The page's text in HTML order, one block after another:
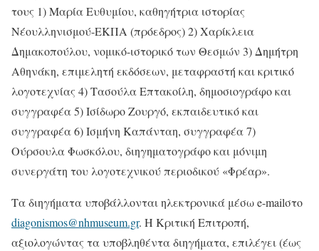
τους 1) Μαρία Ευθυμίου, καθηγήτρια ιστορίας
Νέουλληνισμού-ΕΚΠΑ (πρόεδρος) 2) Χαρίκλεια
Δημακοπούλου, νομικό-ιστορικό των Θεσμών 3) Δημήτρη
Αθηνάκη, επιμελητή εκδόσεων, μεταφραστή και κριτικό
λογοτεχνίας 4) Τασούλα Επτακοίλη, δημοσιογράφο και
συγγραφέα 5) Ισίδωρο Ζουργό, εκπαιδευτικό και
συγγραφέα 6) Ισμήνη Καπάνταη, συγγραφέα 7)
Ούρσουλα Φωσκόλου, διηγηματογράφο και μόνιμη
συνεργάτη του λογοτεχνικού περιοδικού «Φρέαρ».
Τα διηγήματα υποβάλλονται ηλεκτρονικά μέσω e-mailστο
diagonismos@nhmuseum.gr. Η Κριτική Επιτροπή,
αξιολογώντας τα υποβληθέντα διηγήματα, επιλέγει (έως